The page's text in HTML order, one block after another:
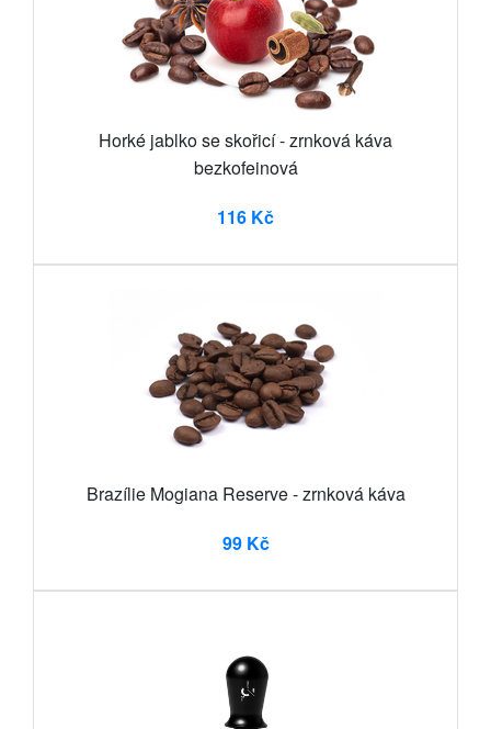
Horké jablko se skořicí - zrnková káva
bezkofeinová
116 Kč
Brazílie Mogiana Reserve - zrnková káva
99 Kč